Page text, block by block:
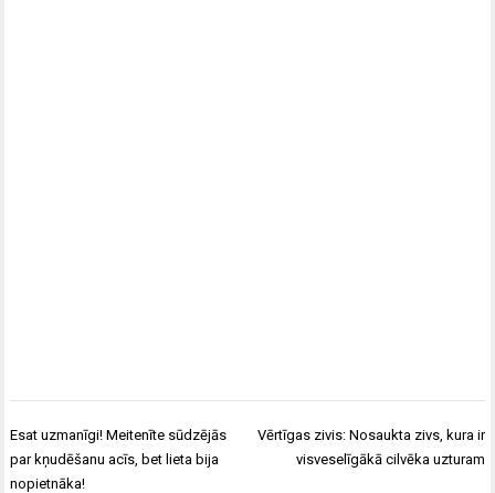
Ziņu
izvēlne
Esat uzmanīgi! Meitenīte sūdzējās
par kņudēšanu acīs, bet lieta bija
nopietnāka!
Vērtīgas zivis: Nosaukta zivs, kura ir
visveselīgākā cilvēka uzturam